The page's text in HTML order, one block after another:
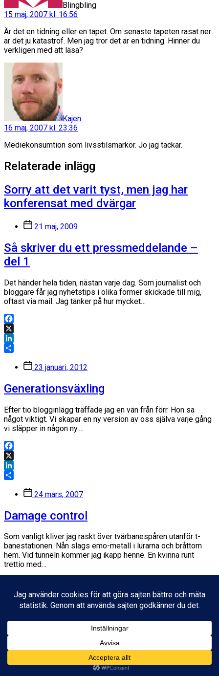
Blingbling
15 maj, 2007 kl. 16:56
Är det en tidning eller en tapet. Om senaste tapeten rasat ner
är det ju katastrof. Men jag tror det är en tidning. Hinner du
verkligen med att läsa?
Kajen
16 maj, 2007 kl. 23:36
Mediekonsumtion som livsstilsmarkör. Jo jag tackar.
Relaterade inlägg
Sorry att det varit tyst, men jag har
konferensat med dvärgar
Inläggsdatum
21 maj, 2009
Så skriver du ett pressmeddelande –
del 1
Det händer hela tiden, nästan varje dag. Som journalist och
bloggare får jag nyhetstips i olika former skickade till mig,
oftast via mail. Jag tänker på hur mycket…
Facebook
X
LinkedIn
Inläggsdatum
23 januari, 2012
Generationsväxling
Efter tio blogginlägg träffade jag en vän från förr. Hon sa
något viktigt. Vi skapar en ny version av oss själva varje gång
vi släpper in någon ny.…
Facebook
X
LinkedIn
Inläggsdatum
24 mars, 2007
Damage control
Som vanligt kliver jag raskt över tvärbanespåren utanför t-
banestationen. Nån slags emo-metall i lurarna och bråttom
hem. Vid tunneln kommer jag ikapp henne. En kvinna runt
trettio med…
Facebook
LinkedIn
Dela
© 2026
Tema avAnders Norén